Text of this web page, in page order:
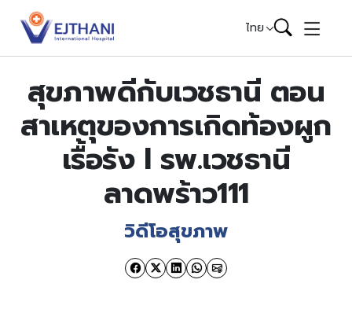
Skip to content
ไทย
สุขภาพดีกับเวชธานี ตอน
สาเหตุของการเกิดท้องผูก
เรื้อรัง l รพ.เวชธานี
ลาดพร้าว111
วิดีโอสุขภาพ